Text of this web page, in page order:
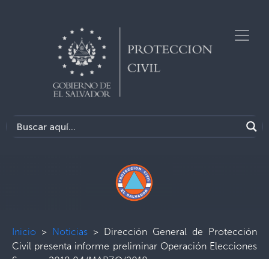
Inicio > Noticias > Dirección General de Protección
Civil presenta informe preliminar Operación Elecciones